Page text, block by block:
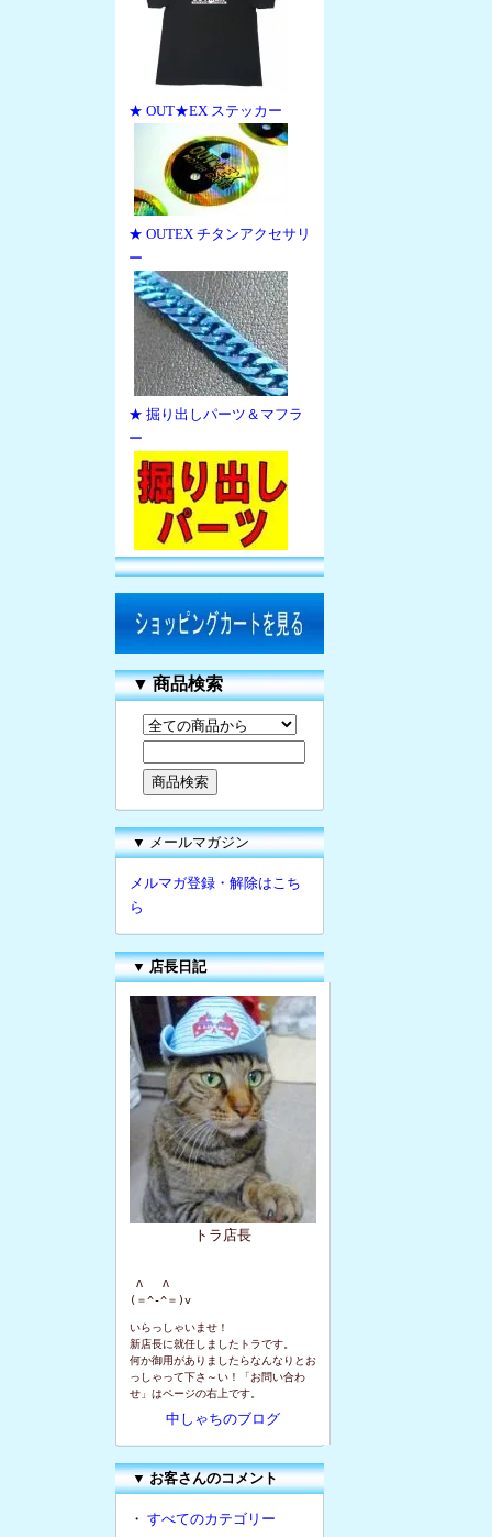
★ OUT★EX ステッカー
★ OUTEX チタンアクセサリ
ー
★ 掘り出しパーツ＆マフラ
ー
▼商品検索
▼ メールマガジン
メルマガ登録・解除はこち
ら
▼ 店長日記
トラ店長
Λ   Λ
(＝^-^＝)v
いらっしゃいませ！
新店長に就任しましたトラです。
何か御用がありましたらなんなりとお
っしゃって下さ～い！「お問い合わ
せ」はページの右上です。
中しゃちのブログ
▼お客さんのコメント
・ すべてのカテゴリー